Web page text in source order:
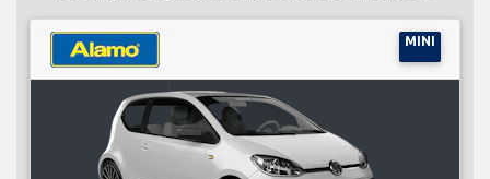
MINI